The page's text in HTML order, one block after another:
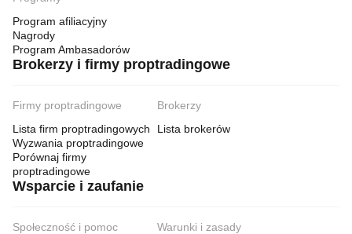
Program afiliacyjny
Nagrody
Program Ambasadorów
Brokerzy i firmy proptradingowe
Firmy proptradingowe
Lista firm proptradingowych
Wyzwania proptradingowe
Porównaj firmy
proptradingowe
Brokerzy
Lista brokerów
Wsparcie i zaufanie
Społeczność i pomoc
Warunki i zasady